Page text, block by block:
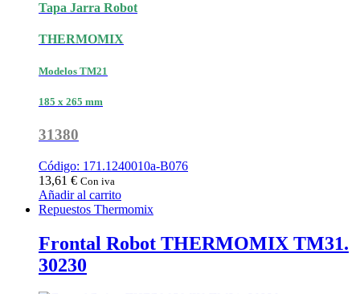
Tapa Jarra Robot
THERMOMIX
Modelos TM21
185 x 265 mm
31380
Código: 171.1240010a-B076
13,61 € Con iva
Añadir al carrito
Repuestos Thermomix
Frontal Robot THERMOMIX TM31.
30230